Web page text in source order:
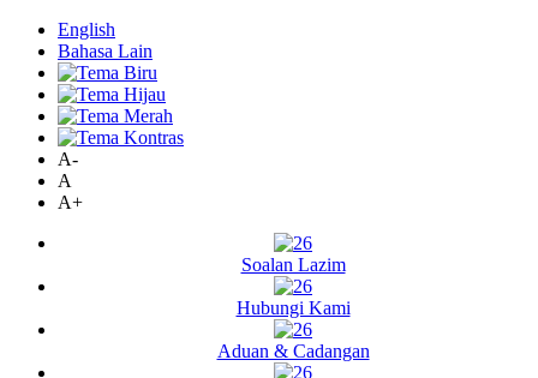
English
Bahasa Lain
A-
A
A+
Soalan Lazim
Hubungi Kami
Aduan & Cadangan